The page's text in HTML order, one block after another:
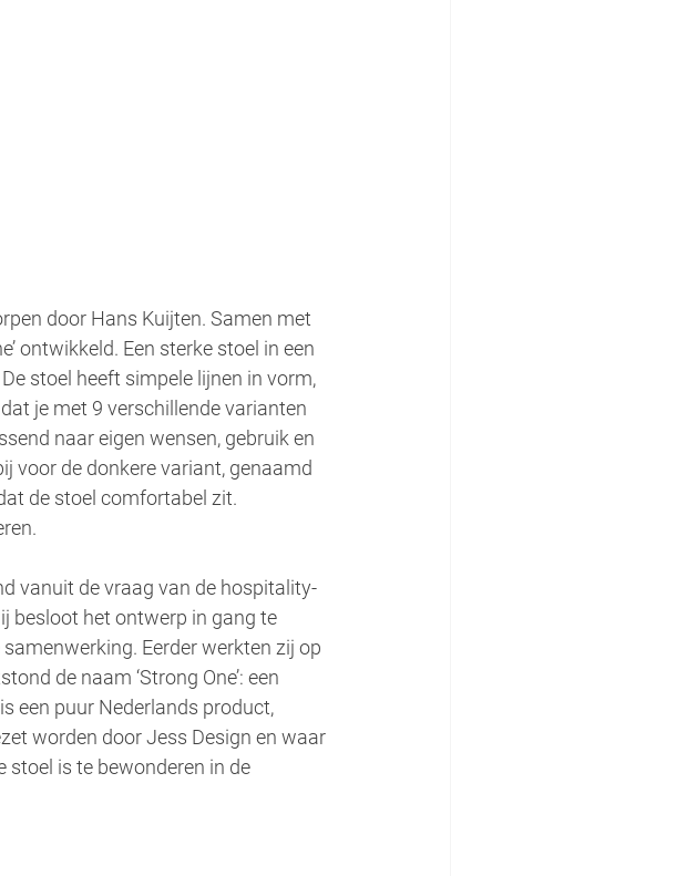
door Hans Kuijten. Samen met
ontwikkeld. Een sterke stoel in een
stoel heeft simpele lijnen in vorm,
je met 9 verschillende varianten
naar eigen wensen, gebruik en
voor de donkere variant, genaamd
de stoel comfortabel zit.
vanuit de vraag van de hospitality-
besloot het ontwerp in gang te
Eerder werkten zij op
de naam ‘Strong One’: een
een puur Nederlands product,
worden door Jess Design en waar
stoel is te bewonderen in de